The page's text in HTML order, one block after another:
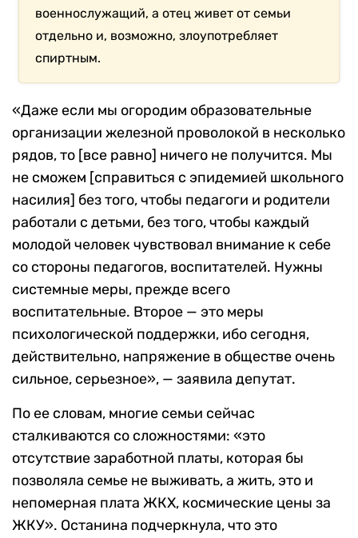
военнослужащий, а отец живет от семьи
отдельно и, возможно, злоупотребляет
спиртным.
«Даже если мы огородим образовательные
организации железной проволокой в несколько
рядов, то [все равно] ничего не получится. Мы
не сможем [справиться с эпидемией школьного
насилия] без того, чтобы педагоги и родители
работали с детьми, без того, чтобы каждый
молодой человек чувствовал внимание к себе
со стороны педагогов, воспитателей. Нужны
системные меры, прежде всего
воспитательные. Второе — это меры
психологической поддержки, ибо сегодня,
действительно, напряжение в обществе очень
сильное, серьезное», — заявила депутат.
По ее словам, многие семьи сейчас
сталкиваются со сложностями: «это
отсутствие заработной платы, которая бы
позволяла семье не выживать, а жить, это и
непомерная плата ЖКХ, космические цены за
ЖКУ». Останина подчеркнула, что это